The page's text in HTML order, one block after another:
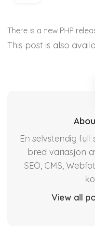
There is a new PHP
This post is also
En selvstendig
bred variasjon
SEO, CMS,
View all